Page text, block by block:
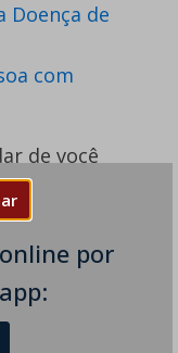
por
Doença de
com
de você
do